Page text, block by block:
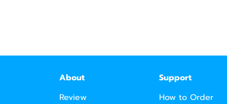
About
Review
Support
How to Order